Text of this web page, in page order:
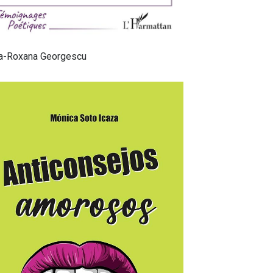
Roxana Georgescu